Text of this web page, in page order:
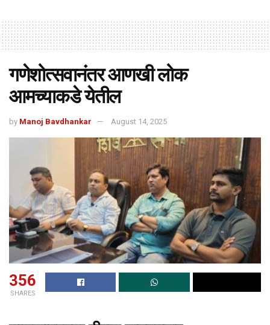
गणेशोत्सवानंतर आणखी लोक
आमच्याकडे येतील
by Manoj Bavdhankar August 14, 2025
356
SHARES